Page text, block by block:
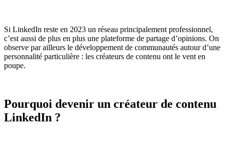
Si LinkedIn reste en 2023 un réseau principalement professionnel,
c’est aussi de plus en plus une plateforme de partage d’opinions. On
observe par ailleurs le développement de communautés autour d’une
personnalité particulière : les créateurs de contenu ont le vent en
poupe.
Pourquoi devenir un créateur de contenu
LinkedIn ?